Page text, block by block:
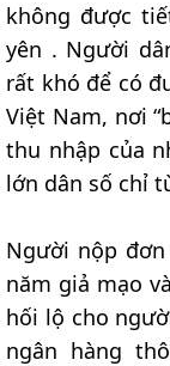
không được
yên . Người
rất khó để có
Việt Nam, nơi
thu nhập của
lớn dân số chỉ
Người nộp
năm giả mạo
hối lộ cho
ngân hàng